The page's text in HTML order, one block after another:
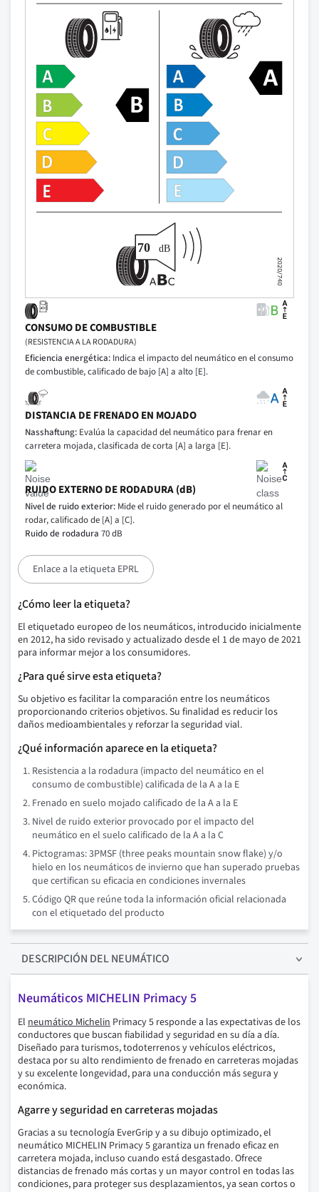
CONSUMO DE COMBUSTIBLE
(RESISTENCIA A LA RODADURA)
Eficiencia energética: Indica el impacto del neumático en el consumo
de combustible, calificado de bajo [A] a alto [E].
DISTANCIA DE FRENADO EN MOJADO
Nasshaftung: Evalúa la capacidad del neumático para frenar en
carretera mojada, clasificada de corta [A] a larga [E].
RUIDO EXTERNO DE RODADURA (dB)
Nivel de ruido exterior: Mide el ruido generado por el neumático al
rodar, calificado de [A] a [C].
Ruido de rodadura 70 dB
Enlace a la etiqueta EPRL
¿Cómo leer la etiqueta?
El etiquetado europeo de los neumáticos, introducido inicialmente
en 2012, ha sido revisado y actualizado desde el 1 de mayo de 2021
para informar mejor a los consumidores.
¿Para qué sirve esta etiqueta?
Su objetivo es facilitar la comparación entre los neumáticos
proporcionando criterios objetivos. Su finalidad es reducir los
daños medioambientales y reforzar la seguridad vial.
¿Qué información aparece en la etiqueta?
Resistencia a la rodadura (impacto del neumático en el
consumo de combustible) calificada de la A a la E
Frenado en suelo mojado calificado de la A a la E
Nivel de ruido exterior provocado por el impacto del
neumático en el suelo calificado de la A a la C
Pictogramas: 3PMSF (three peaks mountain snow flake) y/o
hielo en los neumáticos de invierno que han superado pruebas
que certifican su eficacia en condiciones invernales
Código QR que reúne toda la información oficial relacionada
con el etiquetado del producto
DESCRIPCIÓN DEL NEUMÁTICO
Neumáticos MICHELIN Primacy 5
El neumático Michelin Primacy 5 responde a las expectativas de los
conductores que buscan fiabilidad y seguridad en su día a día.
Diseñado para turismos, todoterrenos y vehículos eléctricos,
destaca por su alto rendimiento de frenado en carreteras mojadas
y su excelente longevidad, para una conducción más segura y
económica.
Agarre y seguridad en carreteras mojadas
Gracias a su tecnología EverGrip y a su dibujo optimizado, el
neumático MICHELIN Primacy 5 garantiza un frenado eficaz en
carretera mojada, incluso cuando está desgastado. Ofrece
distancias de frenado más cortas y un mayor control en todas las
condiciones, para proteger sus desplazamientos, ya sean cortos o